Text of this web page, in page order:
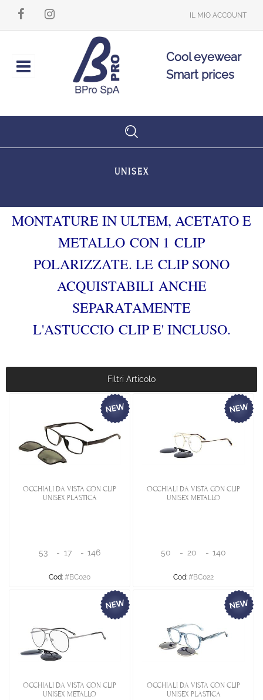
IL MIO ACCOUNT
Cool eyewear
Smart prices
UNISEX
MONTATURE IN ULTEM, ACETATO E
METALLO CON 1 CLIP
POLARIZZATE. LE CLIP SONO
ACQUISTABILI ANCHE
SEPARATAMENTE
L'ASTUCCIO CLIP E' INCLUSO.
Filtri Articolo
OCCHIALI DA VISTA CON CLIP
UNISEX PLASTICA
53 - 17 - 146
Cod: #BC020
OCCHIALI DA VISTA CON CLIP
UNISEX METALLO
50 - 20 - 140
Cod:#BC022
OCCHIALI DA VISTA CON CLIP
UNISEX METALLO
OCCHIALI DA VISTA CON CLIP
UNISEX PLASTICA